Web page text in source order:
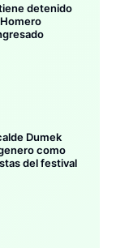
detenido
Dumek
como
del festival